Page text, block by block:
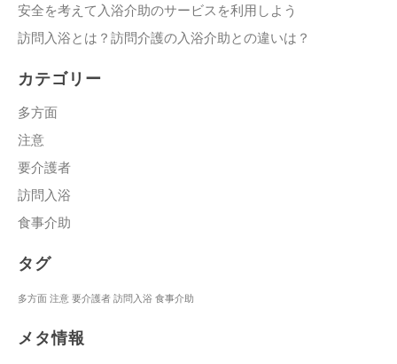
安全を考えて入浴介助のサービスを利用しよう
訪問入浴とは？訪問介護の入浴介助との違いは？
カテゴリー
多方面
注意
要介護者
訪問入浴
食事介助
タグ
多方面 注意 要介護者 訪問入浴 食事介助
メタ情報